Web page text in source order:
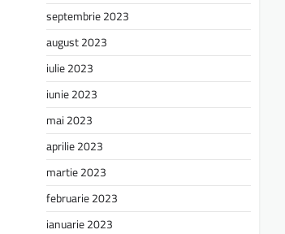
septembrie 2023
august 2023
iulie 2023
iunie 2023
mai 2023
aprilie 2023
martie 2023
februarie 2023
ianuarie 2023